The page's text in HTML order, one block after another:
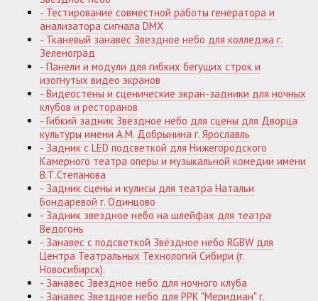
- Тестирование совместной работы генератора и
анализатора сигнала DMX
- Тканевый занавес Звездное небо для колледжа г.
Зеленоград
- Панели и модули для гибких бегущих строк и
изогнутых видео экранов
- Видеостены и сценические экран-задники для ночных
клубов и ресторанов
- Гибкий задник Звёздное небо для сцены для Дворца
культуры имени А.М. Добрынина г. Ярославль
- Задник с LED подсветкой для Нижегородского
Камерного театра оперы и музыкальной комедии имени
В.Т.Степанова
- Задник сцены и кулисы для театра Натальи
Бондаревой г. Одинцово
- Задник звездное небо на шлейфах для театра
Ведогонь
- Занавес с подсветкой Звёздное небо RGBW для
Центра Театральных Технологий Сибири (г.
Новосибирск).
- Занавес Звездное небо для ночного клуба
- Занавес Звездное небо для РРК "Меридиан" г.